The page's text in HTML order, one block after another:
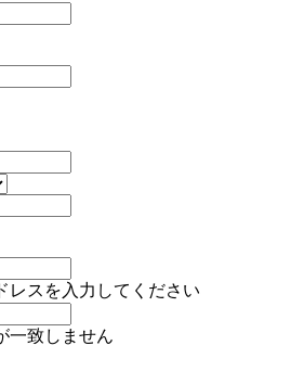
レスを入力してください
一致しません